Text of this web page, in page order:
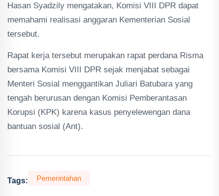
Hasan Syadzily mengatakan, Komisi VIII DPR dapat
memahami realisasi anggaran Kementerian Sosial
tersebut.
Rapat kerja tersebut merupakan rapat perdana Risma
bersama Komisi VIII DPR sejak menjabat sebagai
Menteri Sosial menggantikan Juliari Batubara yang
tengah berurusan dengan Komisi Pemberantasan
Korupsi (KPK) karena kasus penyelewengan dana
bantuan sosial (Ant).
Tags: Pemerintahan